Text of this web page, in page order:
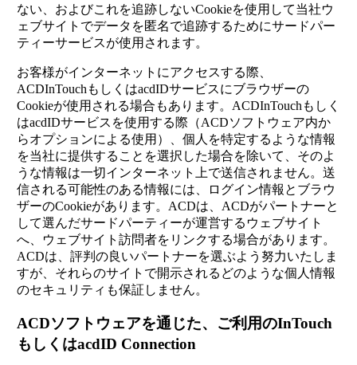
ない、およびこれを追跡しないCookieを使用して当社ウ
ェブサイトでデータを匿名で追跡するためにサードパー
ティーサービスが使用されます。
お客様がインターネットにアクセスする際、
ACDInTouchもしくはacdIDサービスにブラウザーの
Cookieが使用される場合もあります。ACDInTouchもしく
はacdIDサービスを使用する際（ACDソフトウェア内か
らオプションによる使用）、個人を特定するような情報
を当社に提供することを選択した場合を除いて、そのよ
うな情報は一切インターネット上で送信されません。送
信される可能性のある情報には、ログイン情報とブラウ
ザーのCookieがあります。ACDは、ACDがパートナーと
して選んだサードパーティーが運営するウェブサイト
へ、ウェブサイト訪問者をリンクする場合があります。
ACDは、評判の良いパートナーを選ぶよう努力いたしま
すが、それらのサイトで開示されるどのような個人情報
のセキュリティも保証しません。
ACDソフトウェアを通じた、ご利用のInTouch
もしくはacdID Connection